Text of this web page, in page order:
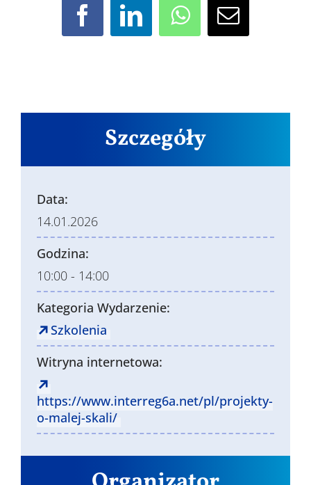
LinkedIn WhatsAppEmail
Szczegóły
Data:
14.01.2026
Godzina:
10:00 - 14:00
Kategoria Wydarzenie:
Szkolenia
Witryna internetowa:
https://www.interreg6a.net/pl/projekty-
o-malej-skali/